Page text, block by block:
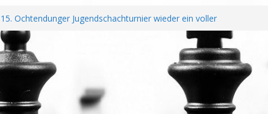
15. Ochtendunger Jugendschachturnier wieder ein voller
Erfolg
Schachfreunde Ochtendung unterzeichnen Fairplay
Vereinbarung für Vereine
Schachfreunde mit erfolgreichem Rheinland-Pfalz Open –
Nadir Üstüntas überragt
Einladung zur Jahreshauptversammlung
Meisterschaft und Wiederaufstieg perfekt